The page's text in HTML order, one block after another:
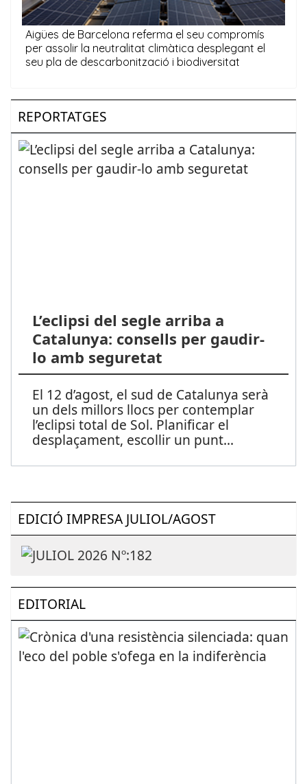
REPORTATGES
L’eclipsi del segle arriba a
Catalunya: consells per gaudir-
lo amb seguretat
El 12 d’agost, el sud de Catalunya serà
un dels millors llocs per contemplar
l’eclipsi total de Sol. Planificar el
desplaçament, escollir un punt...
EDICIÓ IMPRESA JULIOL/AGOST
EDITORIAL